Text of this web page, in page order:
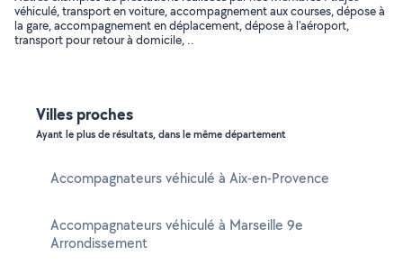
véhiculé, transport en voiture, accompagnement aux courses, dépose à
la gare, accompagnement en déplacement, dépose à l'aéroport,
transport pour retour à domicile, ..
Villes proches
Ayant le plus de résultats, dans le même département
Accompagnateurs véhiculé à Aix-en-Provence
Accompagnateurs véhiculé à Marseille 9e
Arrondissement